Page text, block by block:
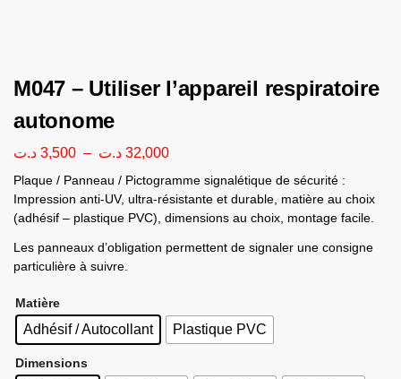
M047 – Utiliser l’appareil respiratoire
autonome
3,500 د.ت – 32,000 د.ت
Plaque / Panneau / Pictogramme signalétique de sécurité :
Impression anti-UV, ultra-résistante et durable, matière au choix
(adhésif – plastique PVC), dimensions au choix, montage facile.
Les panneaux d’obligation permettent de signaler une consigne
particulière à suivre.
Matière
Adhésif / Autocollant Plastique PVC
Dimensions